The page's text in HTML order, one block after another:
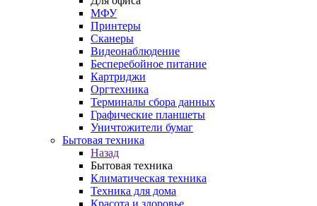
МФУ
Принтеры
Сканеры
Видеонаблюдение
Бесперебойное питание
Картриджи
Оргтехника
Терминалы сбора данных
Графические планшеты
Уничтожители бумаг
Бытовая техника
Назад
Бытовая техника
Климатическая техника
Техника для дома
Красота и здоровье